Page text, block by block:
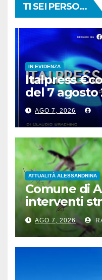
TI SEI PERSO...
IN EVIDENZA
Italpress
del 7 agosto
AGO 7, 2026
ATTUALITÀ ALESSANDRINA
Comune di
interventi
le zanzare
AGO 7, 2026